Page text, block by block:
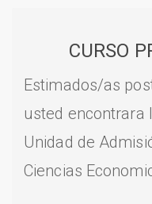
CURSO
Estimados/as
usted encontrara
Unidad de
Ciencias